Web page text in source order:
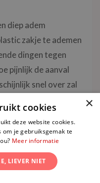
diep adem
zakje te ademen
dingen tegen
pijnlijk de aanval
snel over zal
dat je moet
tijdens de aanval
probleem oplost
×
cookies
deze website cookies.
je gebruiksgemak te
Meer informatie
LIEVER NIET